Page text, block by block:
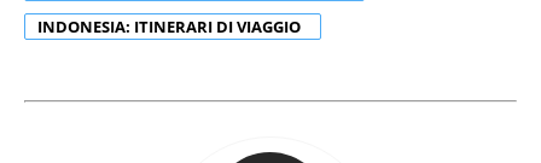
INDONESIA: ITINERARI DI VIAGGIO